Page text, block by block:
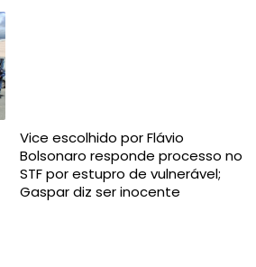
Vice escolhido por Flávio
Bolsonaro responde processo no
STF por estupro de vulnerável;
Gaspar diz ser inocente